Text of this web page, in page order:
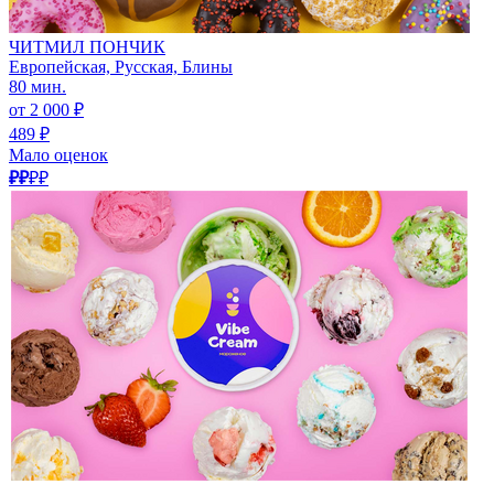
ЧИТМИЛ ПОНЧИК
Европейская, Русская, Блины
80 мин.
от 2 000 ₽
489 ₽
Мало оценок
₽₽₽₽